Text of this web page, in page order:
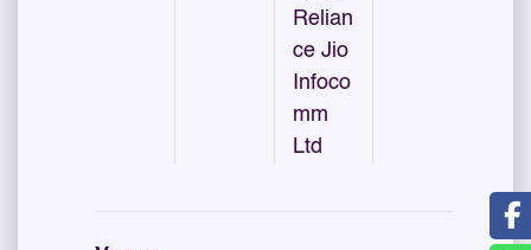
Relian
ce Jio
Infoco
mm
Ltd